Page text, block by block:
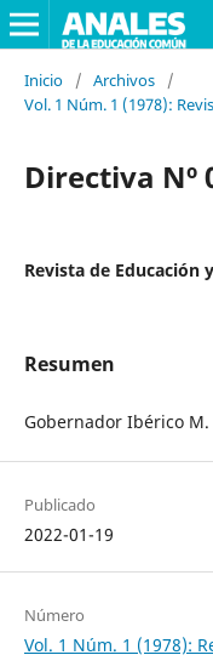
Inicio / Archivos
/
Vol. 1 Núm. 1 (1978):
Directiva Nº
Revista de Educación
Resumen
Gobernador Ibérico M.
Publicado
2022-01-19
Número
Vol. 1 Núm. 1 (1978):